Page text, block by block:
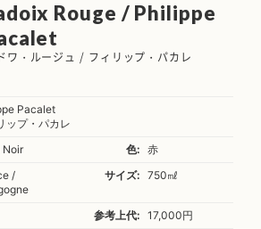
Rouge / Philippe
ワ・ルージュ / フィリップ・パカレ
Pacalet
ップ・パカレ
Noir 色:
赤
/
サイズ: 750㎖
参考上代:
17,000円